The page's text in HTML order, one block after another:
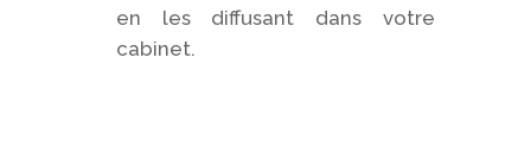
en les diffusant dans votre
cabinet.